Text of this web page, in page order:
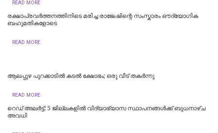
READ MORE
രക്ഷാപ്രവർത്തനത്തിനിടെ മരിച്ച രാജേഷിന്റെ സംസ്കാരം ഔദ്യോ​ഗിക
ബഹുമതികളോടെ
READ MORE
ആലപ്പുഴ പുറക്കാടിൽ കടൽ ക്ഷോഭം; ഒരു വീട് തകർന്നു
READ MORE
റെഡ് അലർട്ട്: 5 ജില്ലകളിൽ വിദ്യാഭ്യാസ സ്ഥാപനങ്ങൾക്ക് ബുധനാഴ്ച
അവധി